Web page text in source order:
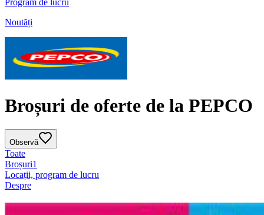
Program de lucru
Noutăți
Broșuri de oferte de la PEPCO
Observă
Toate
Broșuri1
Locații, program de lucru
Despre